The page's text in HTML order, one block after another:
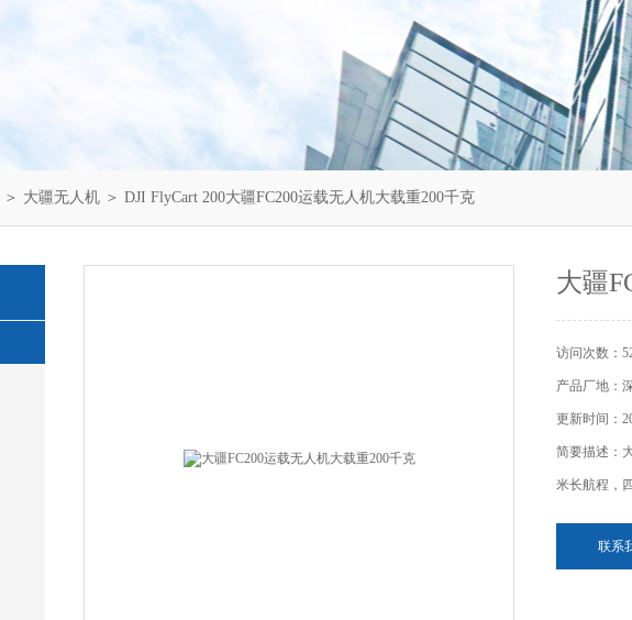
＞ 大疆无人机 ＞ DJI FlyCart 200大疆FC200运载无人机大载重200千克
大疆
访问次数：
产品厂地：
更新时间：
简要描述：
米长航程，
联系